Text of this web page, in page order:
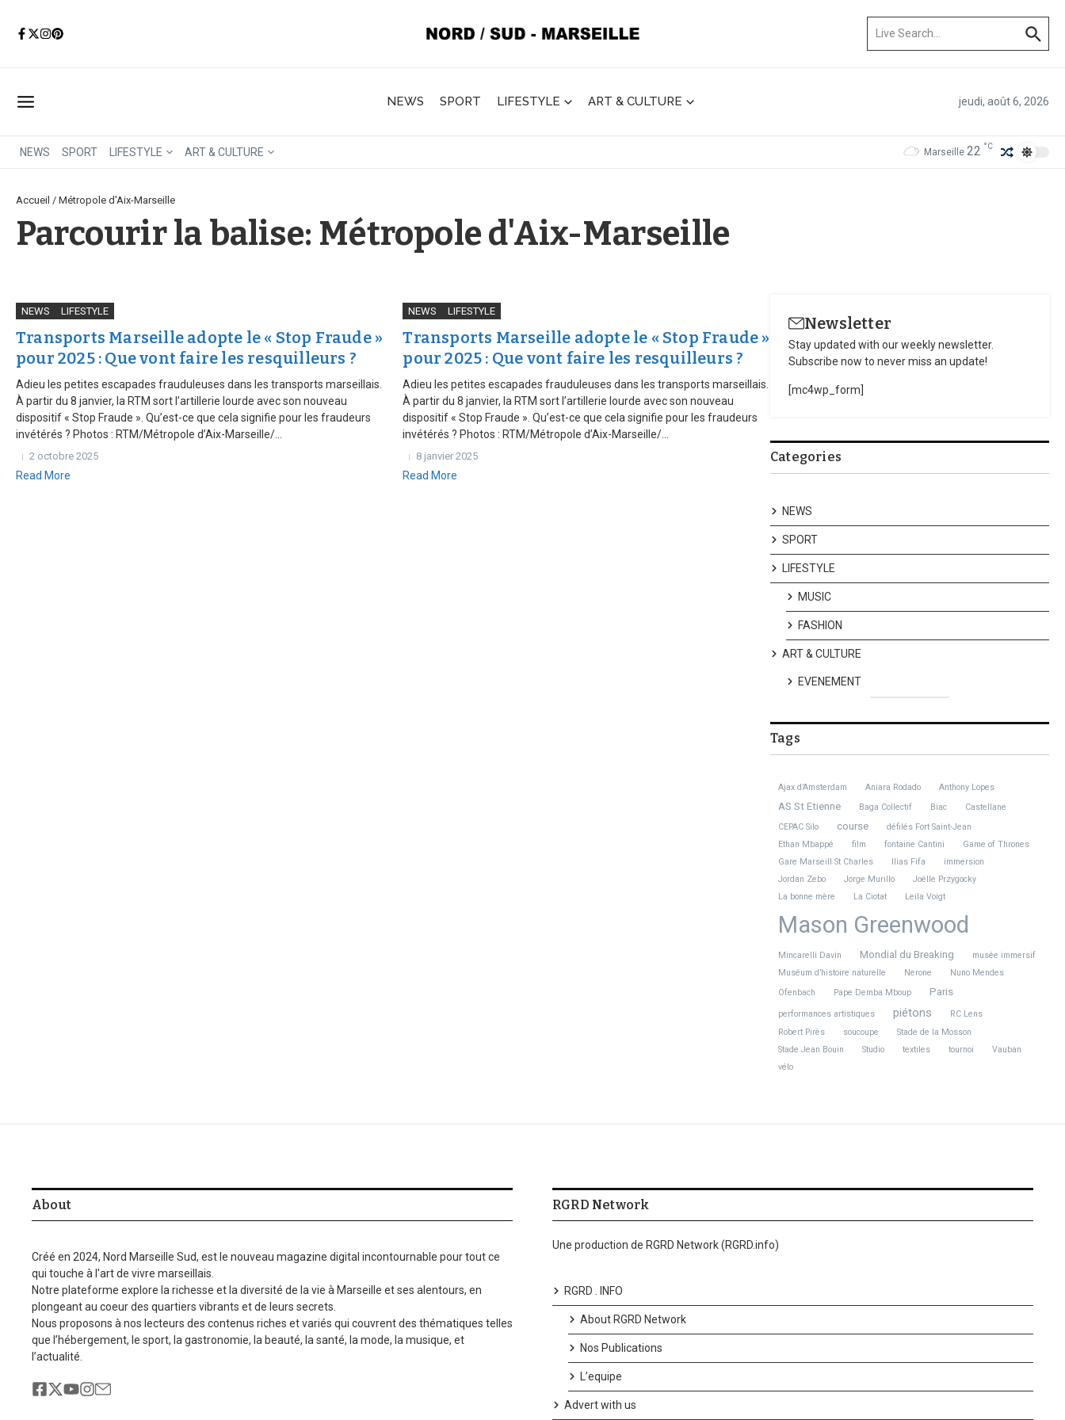
NEWS SPORT LIFESTYLE ART & CULTURE jeudi, août 6, 2026
NEWS SPORT LIFESTYLE ART & CULTURE Marseille 22 °C
Accueil / Métropole d'Aix-Marseille
Parcourir la balise: Métropole d'Aix-Marseille
NEWS LIFESTYLE
Transports Marseille adopte le « Stop Fraude »
pour 2025 : Que vont faire les resquilleurs ?
Adieu les petites escapades frauduleuses dans les transports marseillais.
À partir du 8 janvier, la RTM sort l’artillerie lourde avec son nouveau
dispositif « Stop Fraude ». Qu’est-ce que cela signifie pour les fraudeurs
invétérés ? Photos : RTM/Métropole d’Aix-Marseille/...
2 octobre 2025
Read More
NEWS LIFESTYLE
Transports Marseille adopte le « Stop Fraude »
pour 2025 : Que vont faire les resquilleurs ?
Adieu les petites escapades frauduleuses dans les transports marseillais.
À partir du 8 janvier, la RTM sort l’artillerie lourde avec son nouveau
dispositif « Stop Fraude ». Qu’est-ce que cela signifie pour les fraudeurs
invétérés ? Photos : RTM/Métropole d’Aix-Marseille/...
8 janvier 2025
Read More
Newsletter
Stay updated with our weekly newsletter.
Subscribe now to never miss an update!
[mc4wp_form]
Categories
NEWS
SPORT
LIFESTYLE
MUSIC
FASHION
ART & CULTURE
EVENEMENT
Tags
Ajax d’Amsterdam Aniara Rodado Anthony Lopes
AS St Etienne Baga Collectif Biac
Castellane
CEPAC Silo
course
défilés Fort Saint-Jean
Ethan Mbappé
film fontaine Cantini
Game of Thrones
Gare Marseill St Charles
Ilias Fifa
immersion
Jordan Zebo
Jorge Murillo
Joëlle Przygocky
La bonne mère
La Ciotat Leila Voigt
Mason Greenwood
Mincarelli Davin Mondial du Breaking
musée immersif
Muséum d’histoire naturelle
Nerone
Nuno Mendes
Ofenbach
Pape Demba Mboup Paris
performances artistiques piétons
RC Lens
Robert Pirès
soucoupe
Stade de la Mosson
Stade Jean Bouin
Studio textiles tournoi
Vauban
vélo
About
Créé en 2024, Nord Marseille Sud, est le nouveau magazine digital incontournable pour tout ce
qui touche à l'art de vivre marseillais.
Notre plateforme explore la richesse et la diversité de la vie à Marseille et ses alentours, en
plongeant au coeur des quartiers vibrants et de leurs secrets.
Nous proposons à nos lecteurs des contenus riches et variés qui couvrent des thématiques telles
que l’hébergement, le sport, la gastronomie, la beauté, la santé, la mode, la musique, et
l’actualité.
RGRD Network
Une production de RGRD Network (RGRD.info)
RGRD . INFO
About RGRD Network
Nos Publications
L’equipe
Advert with us